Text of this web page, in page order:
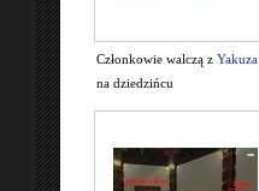
Członkowie walczą z Yakuza
na dziedzińcu